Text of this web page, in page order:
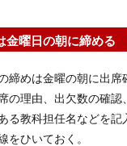
締めは金曜の朝に出席
理由、出欠数の確認
る教科担任名などを記
をひいておく。